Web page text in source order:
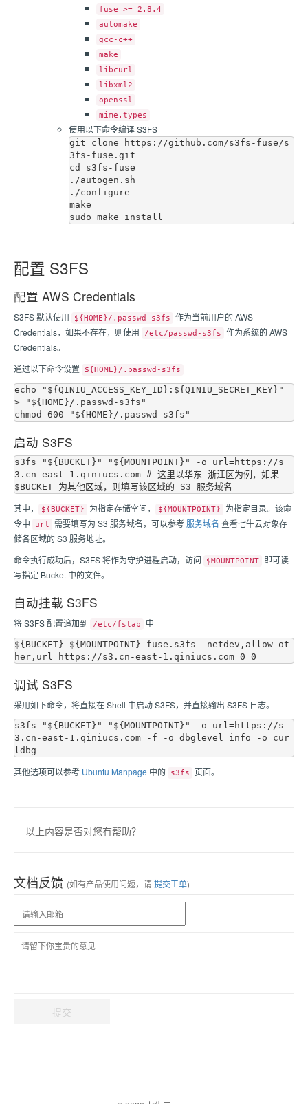
fuse >= 2.8.4
automake
gcc-c++
make
libcurl
libxml2
openssl
mime.types
使用以下命令编译 S3FS
git clone https://github.com/s3fs-fuse/s
3fs-fuse.git
cd s3fs-fuse
./autogen.sh
./configure
make
配置 S3FS
配置 AWS Credentials
S3FS 默认使用 ${HOME}/.passwd-s3fs
作为当前用户的 AWS
Credentials，如果不存在，则使用
/etc/passwd-s3fs
作为系统的 AWS
Credentials。
通过以下命令设置
${HOME}/.passwd-s3fs
echo "${QINIU_ACCESS_KEY_ID}:${QINIU_SECRET_KEY}"
> "${HOME}/.passwd-s3fs"
启动 S3FS
s3fs "${BUCKET}" "${MOUNTPOINT}" -o url=https://s
3.cn-east-1.qiniucs.com # 这里以华东-浙江区为例，如果
其中， ${BUCKET} 为指定存储空间， ${MOUNTPOINT}
为指定目录。该命
令中
url 需要填写为 S3 服务域名，可以参考 服务域名 查看七牛云对象存
储各区域的 S3 服务地址。
命令执行成功后，S3FS 将作为守护进程启动，访问
$MOUNTPOINT
即可读
写指定 Bucket 中的文件。
自动挂载 S3FS
将 S3FS 配置追加到 /etc/fstab 中
${BUCKET} ${MOUNTPOINT} fuse.s3fs _netdev,allow_ot
调试 S3FS
采用如下命令，将直接在 Shell 中启动 S3FS，并直接输出 S3FS 日志。
s3fs "${BUCKET}" "${MOUNTPOINT}" -o url=https://s
3.cn-east-1.qiniucs.com -f -o dbglevel=info -o cur
其他选项可以参考 Ubuntu Manpage 中的 s3fs 页面。
以上内容是否对您有帮助？
文档反馈 (如有产品使用问题，请提交工单)
提交